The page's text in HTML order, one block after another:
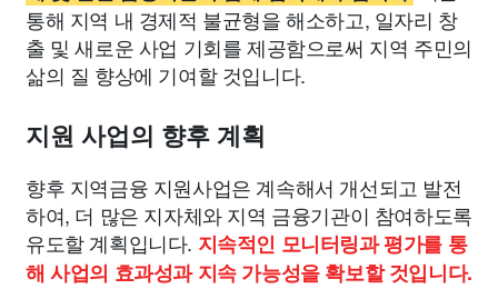
통해 지역 내 경제적 불균형을 해소하고, 일자리 창
출 및 새로운 사업 기회를 제공함으로써 지역 주민의
삶의 질 향상에 기여할 것입니다.
지원 사업의 향후 계획
향후 지역금융 지원사업은 계속해서 개선되고 발전
하여, 더 많은 지자체와 지역 금융기관이 참여하도록
유도할 계획입니다. 지속적인 모니터링과 평가를 통
해 사업의 효과성과 지속 가능성을 확보할 것입니다.